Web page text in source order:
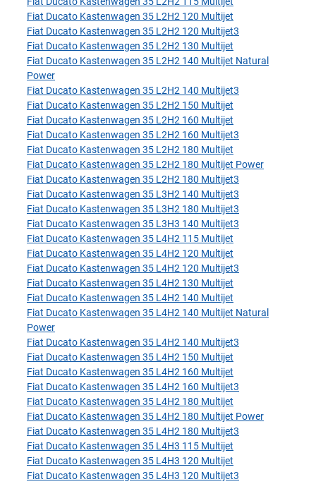
Fiat Ducato Kastenwagen 35 L2H2 120 Multijet
Fiat Ducato Kastenwagen 35 L2H2 120 Multijet3
Fiat Ducato Kastenwagen 35 L2H2 130 Multijet
Fiat Ducato Kastenwagen 35 L2H2 140 Multijet Natural
Power
Fiat Ducato Kastenwagen 35 L2H2 140 Multijet3
Fiat Ducato Kastenwagen 35 L2H2 150 Multijet
Fiat Ducato Kastenwagen 35 L2H2 160 Multijet
Fiat Ducato Kastenwagen 35 L2H2 160 Multijet3
Fiat Ducato Kastenwagen 35 L2H2 180 Multijet
Fiat Ducato Kastenwagen 35 L2H2 180 Multijet Power
Fiat Ducato Kastenwagen 35 L2H2 180 Multijet3
Fiat Ducato Kastenwagen 35 L3H2 140 Multijet3
Fiat Ducato Kastenwagen 35 L3H2 180 Multijet3
Fiat Ducato Kastenwagen 35 L3H3 140 Multijet3
Fiat Ducato Kastenwagen 35 L4H2 115 Multijet
Fiat Ducato Kastenwagen 35 L4H2 120 Multijet
Fiat Ducato Kastenwagen 35 L4H2 120 Multijet3
Fiat Ducato Kastenwagen 35 L4H2 130 Multijet
Fiat Ducato Kastenwagen 35 L4H2 140 Multijet
Fiat Ducato Kastenwagen 35 L4H2 140 Multijet Natural
Power
Fiat Ducato Kastenwagen 35 L4H2 140 Multijet3
Fiat Ducato Kastenwagen 35 L4H2 150 Multijet
Fiat Ducato Kastenwagen 35 L4H2 160 Multijet
Fiat Ducato Kastenwagen 35 L4H2 160 Multijet3
Fiat Ducato Kastenwagen 35 L4H2 180 Multijet
Fiat Ducato Kastenwagen 35 L4H2 180 Multijet Power
Fiat Ducato Kastenwagen 35 L4H2 180 Multijet3
Fiat Ducato Kastenwagen 35 L4H3 115 Multijet
Fiat Ducato Kastenwagen 35 L4H3 120 Multijet
Fiat Ducato Kastenwagen 35 L4H3 120 Multijet3